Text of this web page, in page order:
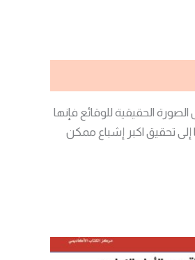
الحقيقية للوقائع فإنها
تحقيق اكبر إشباع ممكن